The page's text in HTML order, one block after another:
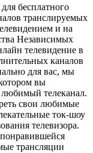
бесплатного
транслируемых
и на
Независимых
телевидение в
каналов
для вас, мы
вы
телеканал.
свои любимые
ток-шоу
телевизора.
трансляции